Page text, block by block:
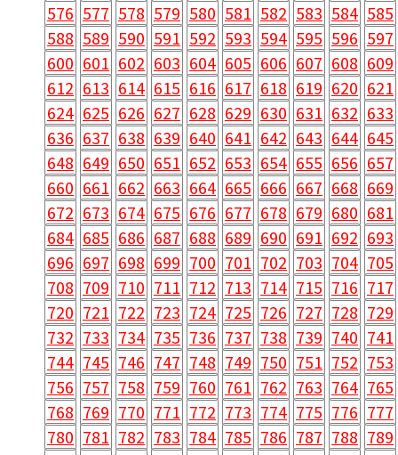
576 577 578 579 580 581 582 583 584 585
588 589 590 591 592 593 594 595 596 597
600 601 602 603 604 605 606 607 608 609
612 613 614 615 616 617 618 619 620 621
624 625 626 627 628 629 630 631 632 633
636 637 638 639 640 641 642 643 644 645
648 649 650 651 652 653 654 655 656 657
660 661 662 663 664 665 666 667 668 669
672 673 674 675 676 677 678 679 680 681
684 685 686 687 688 689 690 691 692 693
696 697 698 699 700 701 702 703 704 705
708 709 710 711 712 713 714 715 716 717
720 721 722 723 724 725 726 727 728 729
732 733 734 735 736 737 738 739 740 741
744 745 746 747 748 749 750 751 752 753
756 757 758 759 760 761 762 763 764 765
768 769 770 771 772 773 774 775 776 777
780 781 782 783 784 785 786 787 788 789